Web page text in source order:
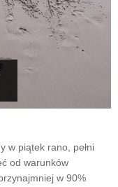
w piątek rano, pełni
od warunków
w 90%